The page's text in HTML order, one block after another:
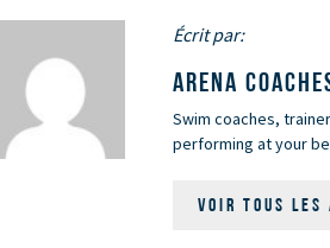
Écrit par:
ARENA
Swim coaches,
performing at your
VOIR TOUS LES